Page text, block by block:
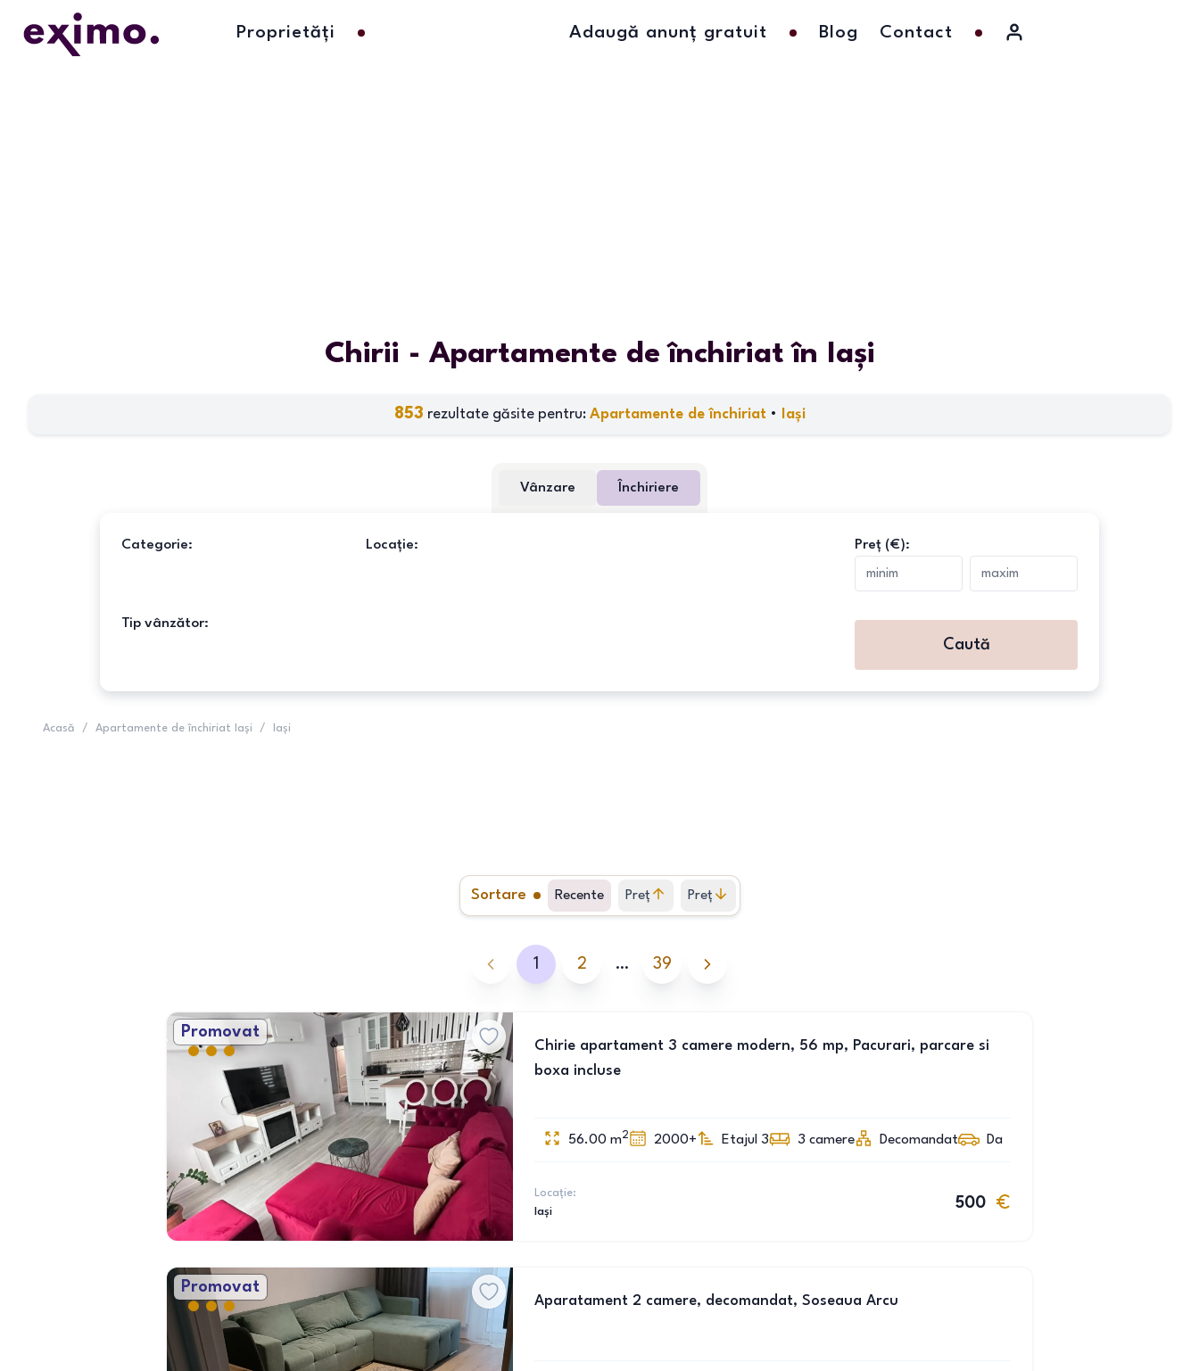
Proprietăți Adaugă anunț gratuit Blog Contact
Chirii - Apartamente de închiriat în Iași
853 rezultate găsite pentru: Apartamente de închiriat • Iași
Vânzare Închiriere
Categorie: Locație: Preț (€):
Tip vânzător:
Caută
Acasă / Apartamente de închiriat Iași / Iași
Sortare Recente Preț
crescător
Preț
descrescător
1 2 … 39
Promovat
Chirie apartament 3 camere modern, 56 mp, Pacurari, parcare si
boxa incluse
56.00 m2 2000+ Etajul 3 3 camere Decomandat Da
Locație:
Iași
500
Promovat
Aparatament 2 camere, decomandat, Soseaua Arcu